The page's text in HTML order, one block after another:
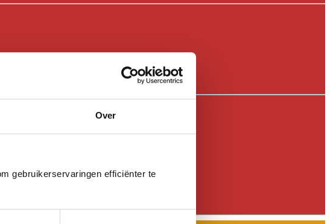
Over
gebruikerservaringen efficiënter te